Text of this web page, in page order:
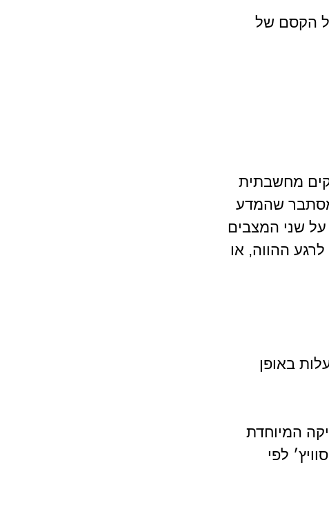
הקסם של
מחשבתית
מסתבר שהמדע
על שני המצבים
ההווה, או
באופן
המיוחדת
לפי